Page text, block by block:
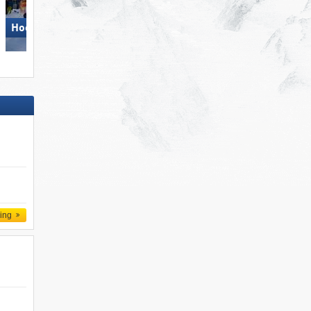
Hochficht Schlick 2000 – Fulpmes